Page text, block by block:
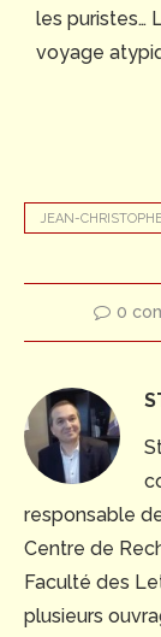
les puristes…
voyage
JEAN-
0
responsable
Centre de
Faculté des
plusieurs